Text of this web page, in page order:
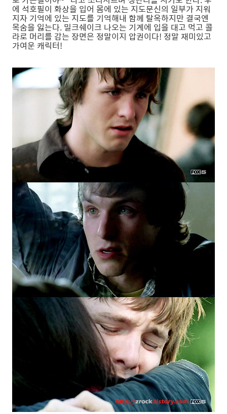
에 석호필이 화상을 입어 몸에 있는 지도문신의 일부가 지워
지자 기억에 있는 지도를 기억해내 함께 탈옥하지만 결국엔
목숨을 잃는다. 밀크쉐이크 나오는 기계에 입을 대고 먹고 콜
라로 머리를 감는 장면은 정말이지 압권이다! 정말 재미있고
가여운 캐릭터!